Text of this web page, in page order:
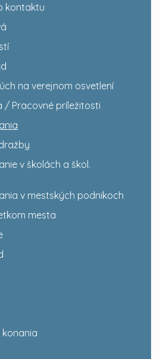
kontaktu
na verejnom osvetlení
/ Pracovné príležitosti
v školách a škol.
v mestských podnikoch
mesta
konania